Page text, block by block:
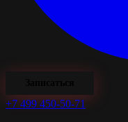
+7 499 450-50-71